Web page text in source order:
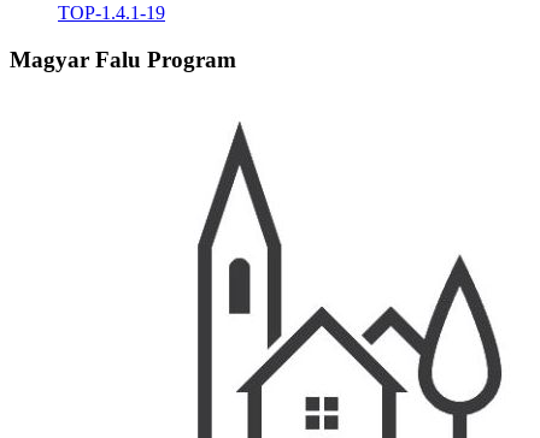
TOP-1.4.1-19
Magyar Falu Program